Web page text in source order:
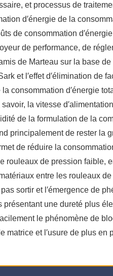
et processus de
d′énergie de la
de consommation
de performance, de
de Marteau sur la base de
et l′effet d′élimination de
consommation d′énergie
la vitesse
de la formulation de la
principalement de rester la
de réduire la
rouleaux de pression faible,
entre les rouleaux
sortir et l′émergence de
présentant une dureté plus
le phénomène de
matrice et l′usure de plus en